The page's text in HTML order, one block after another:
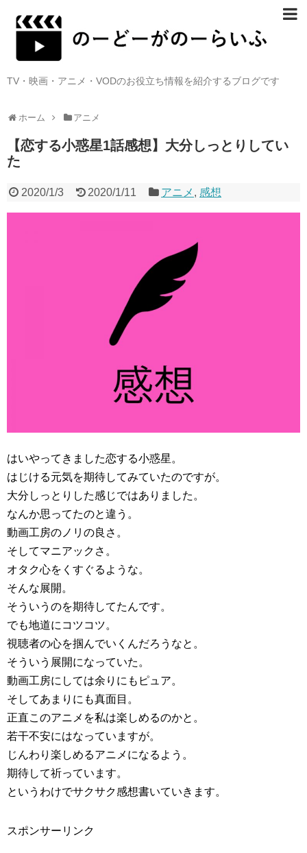
TV・映画・アニメ・VODのお役立ち情報を紹介するブログです
ホーム アニメ
【恋する小惑星1話感想】大分しっとりしてい
た
2020/1/3 2020/1/11 アニメ ,感想
はいやってきました恋する小惑星。
はじける元気を期待してみていたのですが。
大分しっとりした感じではありました。
なんか思ってたのと違う。
動画工房のノリの良さ。
そしてマニアックさ。
オタク心をくすぐるような。
そんな展開。
そういうのを期待してたんです。
でも地道にコツコツ。
視聴者の心を掴んでいくんだろうなと。
そういう展開になっていた。
動画工房にしては余りにもピュア。
そしてあまりにも真面目。
正直このアニメを私は楽しめるのかと。
若干不安にはなっていますが。
じんわり楽しめるアニメになるよう。
期待して祈っています。
というわけでサクサク感想書いていきます。
スポンサーリンク